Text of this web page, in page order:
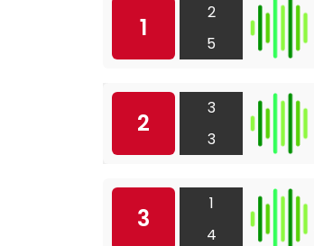
1
2
5
2
3
3
3
1
4